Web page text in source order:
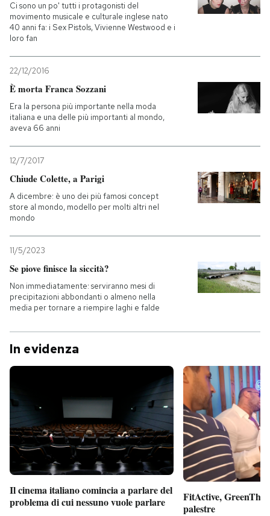
Ci sono un po' tutti i protagonisti del
movimento musicale e culturale inglese nato
40 anni fa: i Sex Pistols, Vivienne Westwood e i
loro fan
22/12/2016
È morta Franca Sozzani
Era la persona più importante nella moda
italiana e una delle più importanti al mondo,
aveva 66 anni
12/7/2017
Chiude Colette, a Parigi
A dicembre: è uno dei più famosi concept
store al mondo, modello per molti altri nel
mondo
11/5/2023
Se piove finisce la siccità?
Non immediatamente: serviranno mesi di
precipitazioni abbondanti o almeno nella
media per tornare a riempire laghi e falde
In evidenza
Il cinema italiano comincia a parlare del
problema di cui nessuno vuole parlare
FitActive,
palestre